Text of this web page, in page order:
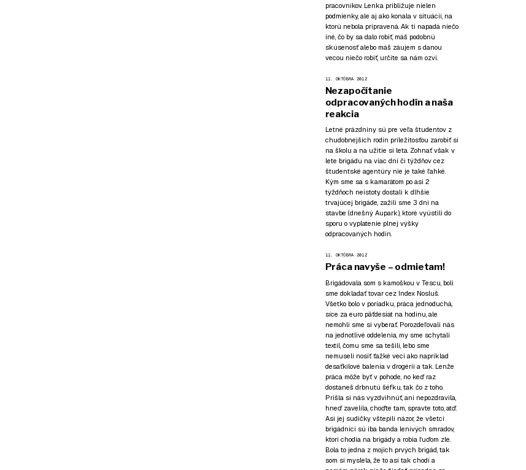
pracovníkov. Lenka približuje nielen
podmienky, ale aj ako konala v situácii, na
ktorú nebola pripravená. Ak ti napadá niečo
iné, čo by sa dalo robiť, máš podobnú
skúsenosť alebo máš záujem s danou
vecou niečo robiť, určite sa nám ozvi.
11. OKTÓBRA 2012
Nezapočítanie
odpracovaných hodín a naša
reakcia
Letné prázdniny sú pre veľa študentov z
chudobnejších rodín príležitosťou zarobiť si
na školu a na užitie si leta. Zohnať však v
lete brigádu na viac dní či týždňov cez
študentské agentúry nie je také ľahké.
Kým sme sa s kamarátom po asi 2
týždňoch neistoty dostali k dlhšie
trvajúcej brigáde, zažili sme 3 dni na
stavbe (dnešný Aupark), ktoré vyústili do
sporu o vyplatenie plnej výšky
odpracovaných hodín.
11. OKTÓBRA 2012
Práca navyše – odmietam!
Brigádovala som s kamoškou v Tescu, boli
sme dokladať tovar cez Index Nosluš.
Všetko bolo v poriadku, práca jednoduchá,
síce za euro päťdesiat na hodinu, ale
nemohli sme si vyberať. Porozdeľovali nás
na jednotlivé oddelenia, my sme schytali
textil, čomu sme sa tešili, lebo sme
nemuseli nosiť ťažké veci ako napríklad
desaťkilové balenia v drogérii a tak. Lenže
práca môže byť v pohode, no keď raz
dostaneš drbnutú šéfku, tak čo z toho.
Prišla si nás vyzdvihnúť, ani nepozdravila,
hneď zavelila, choďte tam, spravte toto, atď.
Asi jej sudičky vštepili názor, že všetci
brigádnici sú iba banda lenivých smradov,
ktorí chodia na brigády a robia ľuďom zle.
Bola to jedna z mojich prvých brigád, tak
som si myslela, že to asi tak chodí a